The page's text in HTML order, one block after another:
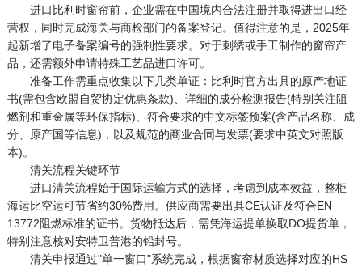
进口比利时窗帘前，企业需在中国境内合法注册并取得进出口经
营权，同时完成海关与商检部门的备案登记。值得注意的是，2025年
起新增了电子备案编号的强制性要求。对于刺绣或手工制作的窗帘产
品，还需额外申请特殊工艺品进口许可。
准备工作需重点收集以下几类单证：比利时官方出具的原产地证
书(需包含欧盟自贸协定优惠条款)、详细的成分检测报告(特别关注阻
燃剂和重金属等环保指标)、符合要求的中文标签预案(含产品名称、成
分、原产国等信息)，以及规范的商业合同与发票(要求中英文对照版
本)。
清关流程关键环节
进口清关流程始于国际运输方式的选择，考虑到成本效益，整柜
海运比空运可节省约30%费用。供应商需要出具CE认证及符合EN
13772阻燃标准的证书。货物抵达后，需凭海运提单换取DO提货单，
特别注意核对安特卫普港的铅封号。
清关申报通过"单一窗口"系统完成，根据窗帘材质选择对应的HS